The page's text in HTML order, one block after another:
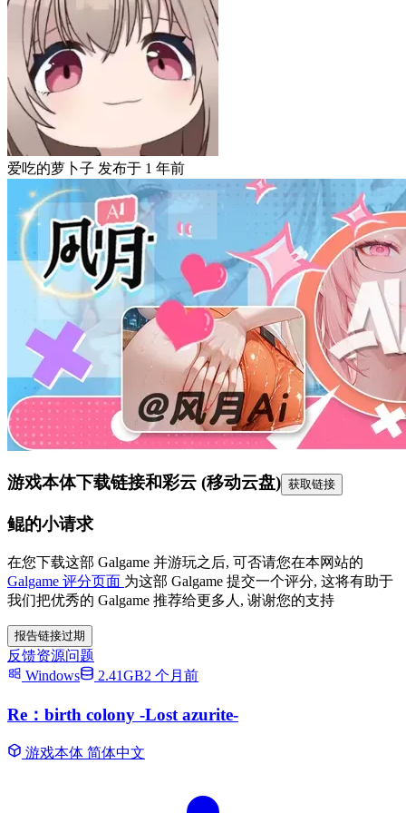
爱吃的萝卜子 发布于 1 年前
游戏本体下载链接和彩云 (移动云盘) 获取链接
鲲的小请求
在您下载这部 Galgame 并游玩之后, 可否请您在本网站的
Galgame 评分页面 为这部 Galgame 提交一个评分, 这将有助于
我们把优秀的 Galgame 推荐给更多人, 谢谢您的支持
报告链接过期
反馈资源问题
Windows
2.41GB2 个月前
Re：birth colony -Lost azurite-
游戏本体 简体中文